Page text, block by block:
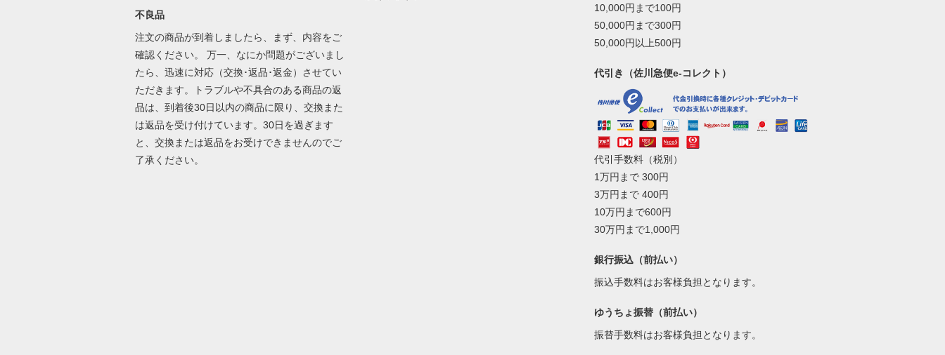
不良品
注文の商品が到着しましたら、まず、内容をご
確認ください。 万一、なにか問題がございまし
たら、迅速に対応（交換･返品･返金）させてい
ただきます。トラブルや不具合のある商品の返
品は、到着後30日以内の商品に限り、交換また
は返品を受け付けています。30日を過ぎます
と、交換または返品をお受けできませんのでご
了承ください。
10,000円まで100円
50,000円まで300円
50,000円以上500円
代引き（佐川急便e-コレクト）
代引手数料（税別）
1万円まで 300円
3万円まで 400円
10万円まで600円
30万円まで1,000円
銀行振込（前払い）
振込手数料はお客様負担となります。
ゆうちょ振替（前払い）
振替手数料はお客様負担となります。